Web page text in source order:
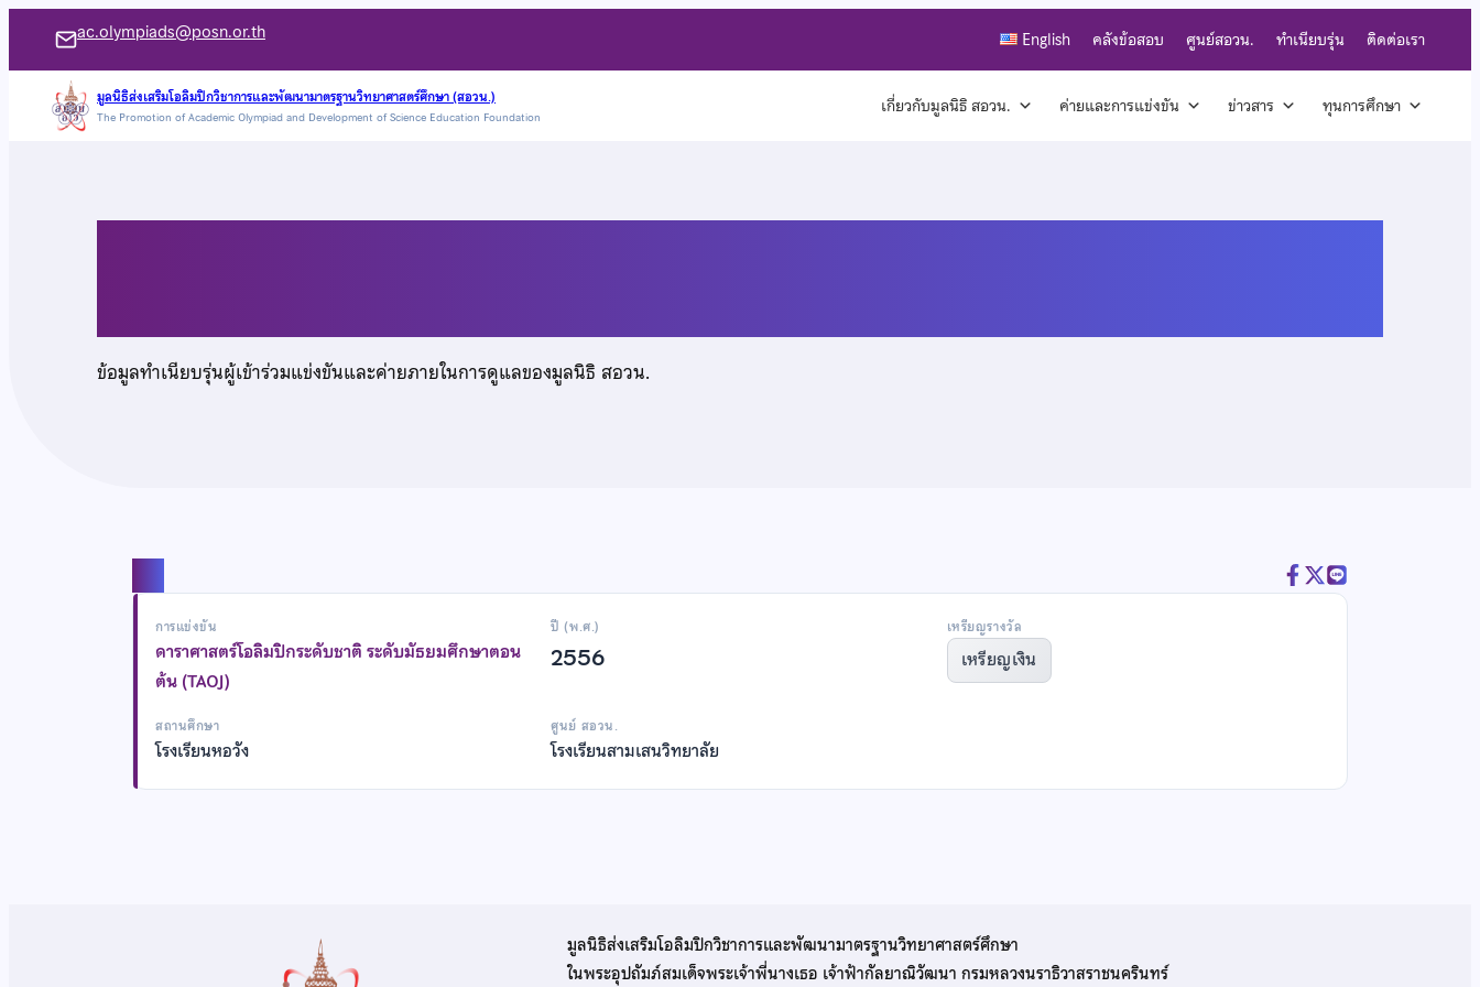
เนื้อหา
ac.olympiads@posn.or.th English คลังข้อสอบ ศูนย์สอวน. ทำเนียบรุ่น ติดต่อเรา
มูลนิธิส่งเสริมโอลิมปิกวิชาการและพัฒนามาตรฐานวิทยาศาสตร์ศึกษา (สอวน.)
The Promotion of Academic Olympiad and Development of Science Education Foundation เกี่ยวกับมูลนิธิ สอวน. ค่ายและการแข่งขัน ข่าวสาร ทุนการศึกษา
ข้อมูลทำเนียบรุ่นผู้เข้าร่วมแข่งขันและค่ายภายในการดูแลของมูลนิธิ สอวน.
การแข่งขัน
ดาราศาสตร์โอลิมปิกระดับชาติ ระดับมัธยมศึกษาตอน
ต้น (TAOJ)
ปี (พ.ศ.)
2556
เหรียญรางวัล
เหรียญเงิน
สถานศึกษา
โรงเรียนหอวัง
ศูนย์ สอวน.
โรงเรียนสามเสนวิทยาลัย
มูลนิธิส่งเสริมโอลิมปิกวิชาการและพัฒนามาตรฐานวิทยาศาสตร์ศึกษา
ในพระอุปถัมภ์สมเด็จพระเจ้าพี่นางเธอ เจ้าฟ้ากัลยาณิวัฒนา กรมหลวงนราธิวาสราชนครินทร์